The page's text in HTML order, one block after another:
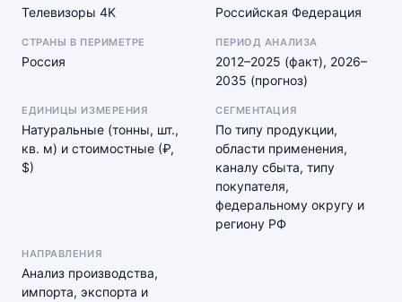
Телевизоры 4K Российская Федерация
СТРАНЫ В ПЕРИМЕТРЕ
Россия
ПЕРИОД АНАЛИЗА
2012–2025 (факт), 2026–
2035 (прогноз)
ЕДИНИЦЫ ИЗМЕРЕНИЯ
Натуральные (тонны, шт.,
кв. м) и стоимостные (₽,
$)
СЕГМЕНТАЦИЯ
По типу продукции,
области применения,
каналу сбыта, типу
покупателя,
федеральному округу и
региону РФ
НАПРАВЛЕНИЯ
Анализ производства,
импорта, экспорта и